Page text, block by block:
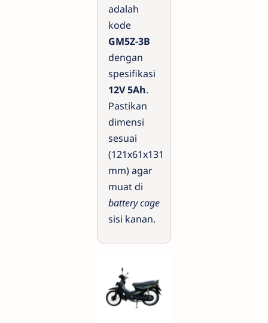
adalah
kode
GM5Z-3B
dengan
spesifikasi
12V 5Ah.
Pastikan
dimensi
sesuai
(121x61x131
mm) agar
muat di
battery cage
sisi kanan.